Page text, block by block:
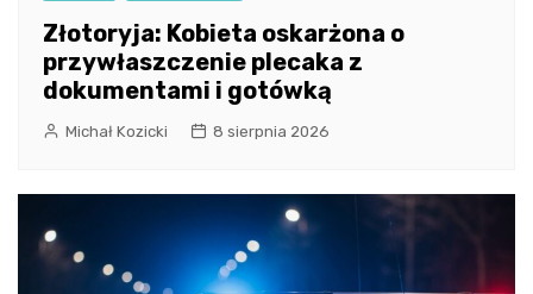
Złotoryja: Kobieta oskarżona o
przywłaszczenie plecaka z
dokumentami i gotówką
Michał Kozicki 8 sierpnia 2026